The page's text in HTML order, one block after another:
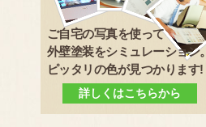
ご自宅の写真を使って
外壁塗装をシミュレーション。
ピッタリの色が見つかります!
詳しくはこちらから